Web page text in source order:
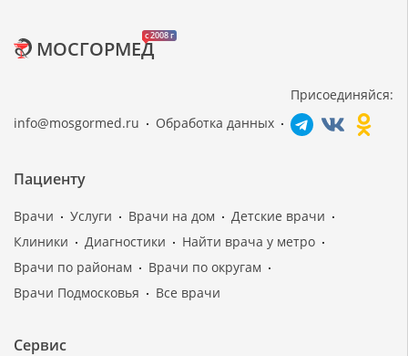
c 2008 г
МОСГОРМЕД
info@mosgormed.ru Обработка данных
Присоединяйся:
Пациенту
Врачи Услуги Врачи на дом
Детские врачи
Клиники
Диагностики
Найти врача у метро
Врачи по районам
Врачи по округам
Врачи Подмосковья
Все врачи
Сервис